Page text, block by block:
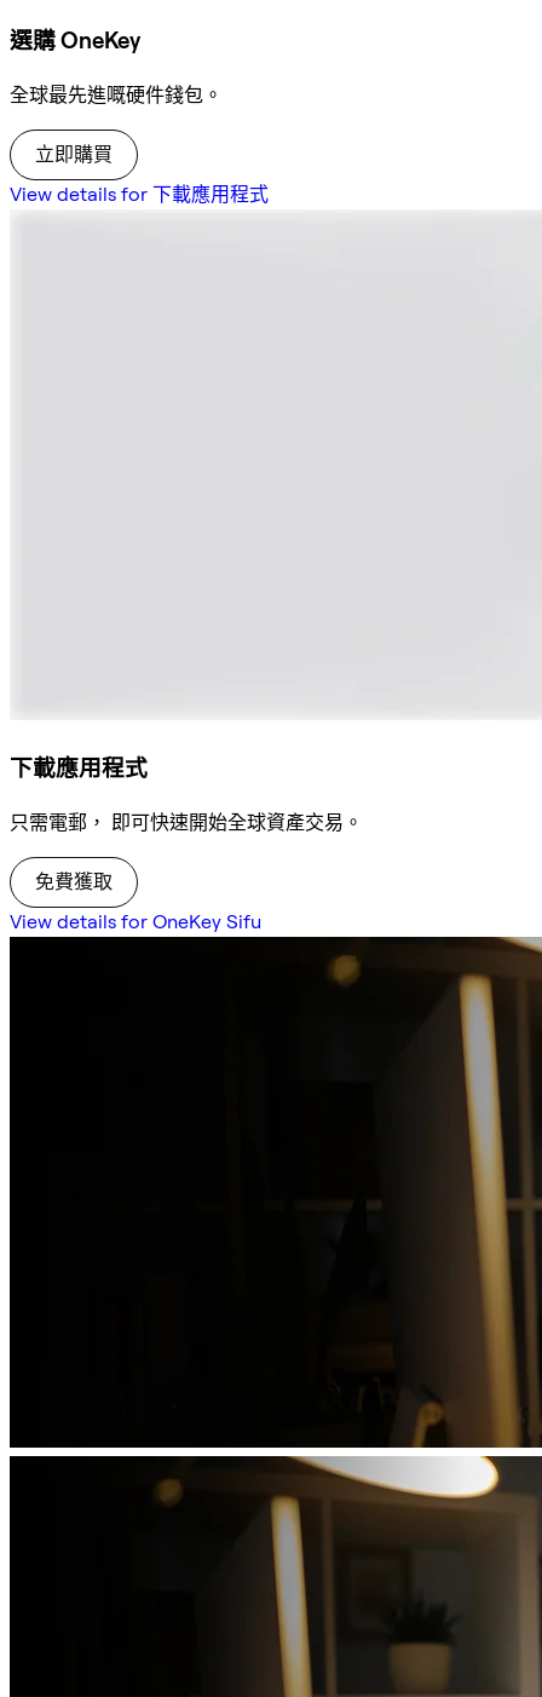
選購 OneKey
全球最先進嘅硬件錢包。
立即購買
View details for 下載應用程式
下載應用程式
只需電郵， 即可快速開始全球資產交易。
免費獲取
View details for OneKey Sifu